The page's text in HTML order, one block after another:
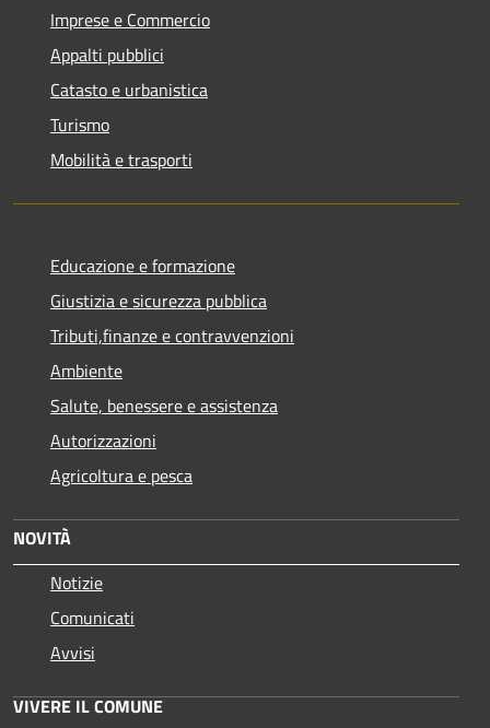
Imprese e Commercio
Appalti pubblici
Catasto e urbanistica
Turismo
Mobilità e trasporti
Educazione e formazione
Giustizia e sicurezza pubblica
Tributi,finanze e contravvenzioni
Ambiente
Salute, benessere e assistenza
Autorizzazioni
Agricoltura e pesca
NOVITÀ
Notizie
Comunicati
Avvisi
VIVERE IL COMUNE